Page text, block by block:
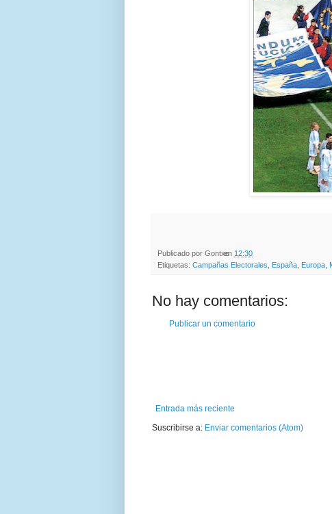
Publicado por Gontxoen 12:30
Etiquetas: Campañas Electorales España Europa
No hay comentarios:
Publicar un comentario
Entrada más reciente
Suscribirse a: Enviar comentarios (Atom)